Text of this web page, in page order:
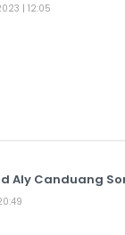
| 12:05
Aly Canduang